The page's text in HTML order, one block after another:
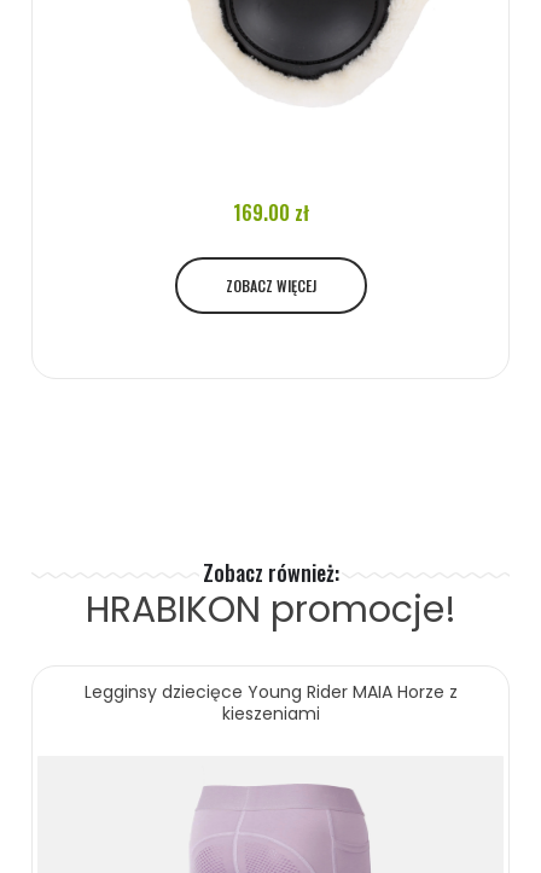
169.00 zł
ZOBACZ WIĘCEJ
Zobacz również:
HRABIKON promocje!
Legginsy dziecięce Young Rider MAIA Horze z
kieszeniami